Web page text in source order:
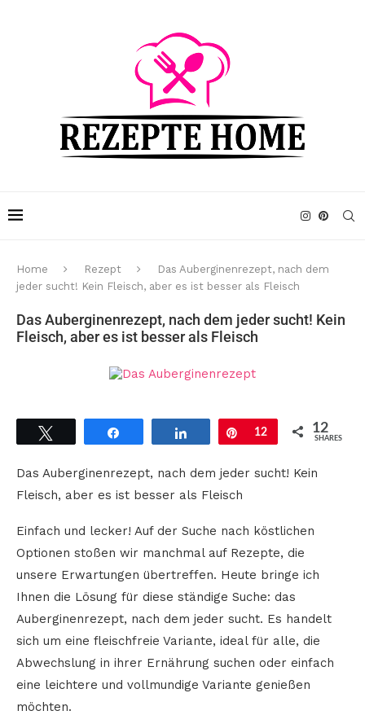
Home Rezept
Das Auberginenrezept, nach dem
jeder sucht! Kein Fleisch, aber es ist besser als Fleisch
Das Auberginenrezept, nach dem jeder sucht! Kein
Fleisch, aber es ist besser als Fleisch
Pin
12 12
SHARES
Das Auberginenrezept, nach dem jeder sucht! Kein
Fleisch, aber es ist besser als Fleisch
Einfach und lecker! Auf der Suche nach köstlichen
Optionen stoßen wir manchmal auf Rezepte, die
unsere Erwartungen übertreffen. Heute bringe ich
Ihnen die Lösung für diese ständige Suche: das
Auberginenrezept, nach dem jeder sucht. Es handelt
sich um eine fleischfreie Variante, ideal für alle, die
Abwechslung in ihrer Ernährung suchen oder einfach
eine leichtere und vollmundige Variante genießen
möchten.